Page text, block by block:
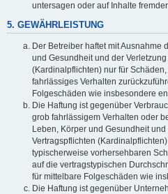
untersagen oder auf Inhalte
5. GEWÄHRLEISTUNG
Der Betreiber haftet mit Ausnahme
und Gesundheit und der
(Kardinalpflichten) nur für
fahrlässiges Verhalten
Folgeschäden wie insbesondere
Die Haftung ist gegenüber
grob fahrlässigem Verhalten oder
Leben, Körper und Gesundheit
Vertragspflichten
typischerweise vorhersehbaren
auf die vertragstypischen
für mittelbare Folgeschäden wie
Die Haftung ist gegenüber